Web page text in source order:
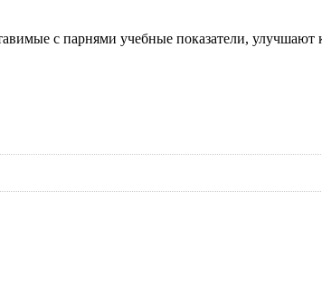
с парнями учебные показатели,